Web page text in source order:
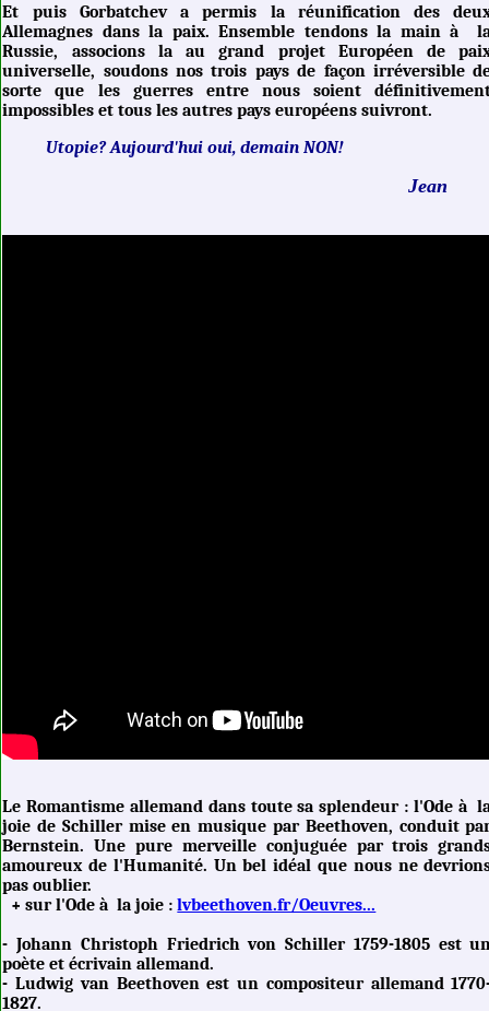
Et puis Gorbatchev a permis la réunification des
Allemagnes dans la paix. Ensemble tendons la main à
Russie, associons la au grand projet Européen de
universelle, soudons nos trois pays de façon irréversible
sorte que les guerres entre nous soient
impossibles et tous les autres pays européens suivront.
Utopie? Aujourd'hui oui, demain NON!
Jean
Le Romantisme allemand dans toute sa splendeur : l'Ode à
joie de Schiller mise en musique par Beethoven, conduit
Bernstein. Une pure merveille conjuguée par trois
amoureux de l'Humanité. Un bel idéal que nous ne
pas oublier.
+ sur l'Ode à la joie :lvbeethoven.fr/Oeuvres...
- Johann Christoph Friedrich von Schiller 1759-1805 est
poète et écrivain allemand.
- Ludwig van Beethoven est un compositeur allemand
1827.